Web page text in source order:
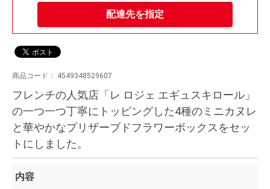
配達先を指定
商品コード： 4549348529607
フレンチの人気店「レ ロジェ エギュスキロール」
の一つ一つ丁寧にトッピングした4種のミニカヌレ
と華やかなプリザーブドフラワーボックスをセッ
トにしました。
内容